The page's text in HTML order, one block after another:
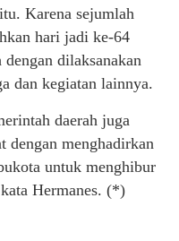
Karena sejumlah
hari jadi ke-64
dilaksanakan
dan kegiatan lainnya.
daerah juga
dengan menghadirkan
untuk menghibur
Hermanes. (*)